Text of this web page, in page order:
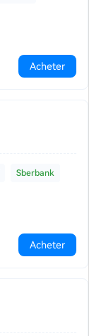
Acheter
Sberbank
Acheter